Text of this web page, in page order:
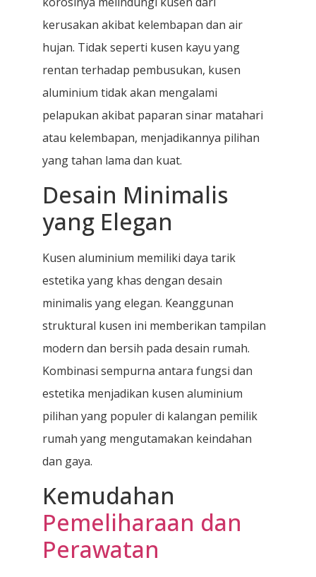
kerusakan akibat kelembapan dan air
hujan. Tidak seperti kusen kayu yang
rentan terhadap pembusukan, kusen
aluminium tidak akan mengalami
pelapukan akibat paparan sinar matahari
atau kelembapan, menjadikannya pilihan
yang tahan lama dan kuat.
Desain Minimalis
yang Elegan
Kusen aluminium memiliki daya tarik
estetika yang khas dengan desain
minimalis yang elegan. Keanggunan
struktural kusen ini memberikan tampilan
modern dan bersih pada desain rumah.
Kombinasi sempurna antara fungsi dan
estetika menjadikan kusen aluminium
pilihan yang populer di kalangan pemilik
rumah yang mengutamakan keindahan
dan gaya.
Kemudahan
Pemeliharaan dan
Perawatan